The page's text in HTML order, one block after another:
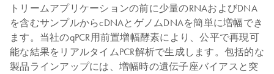
トリームアプリケーションの前に少量のRNAおよびDNA
を含むサンプルからcDNAとゲノムDNAを簡単に増幅でき
ます。当社のqPCR用前置増幅酵素により、公平で再現可
能な結果をリアルタイムPCR解析で生成します。包括的な
製品ラインアップには、増幅時の遺伝子座バイアスと突